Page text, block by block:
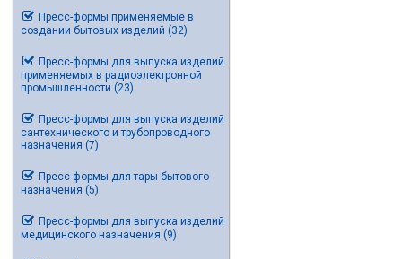
Пресс-формы применяемые в
создании бытовых изделий (32)
Пресс-формы для выпуска изделий
применяемых в радиоэлектронной
промышленности (23)
Пресс-формы для выпуска изделий
сантехнического и трубопроводного
назначения (7)
Пресс-формы для тары бытового
назначения (5)
Пресс-формы для выпуска изделий
медицинского назначения (9)